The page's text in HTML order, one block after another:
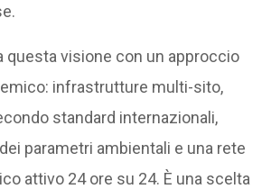
questa visione con un approccio
infrastrutture multi-sito,
standard internazionali,
parametri ambientali e una rete
attivo 24 ore su 24. È una scelta